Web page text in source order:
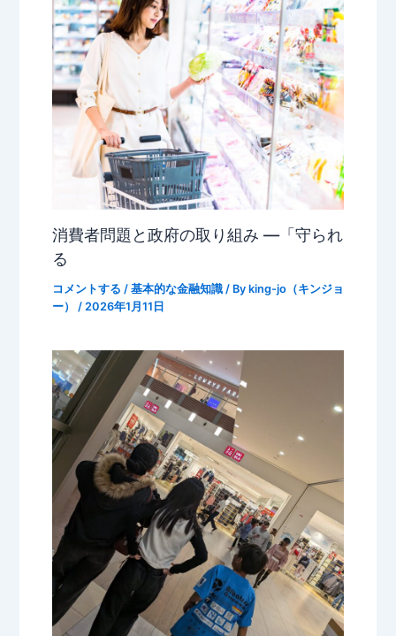
消費者問題と政府の取り組み ―「守られ
る
コメントする / 基本的な金融知識/ By king-jo（キンジョ
ー） / 2026年1月11日